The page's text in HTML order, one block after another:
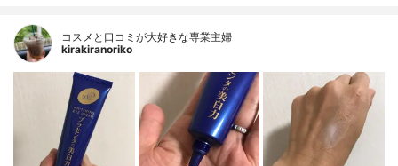
コスメと口コミが大好きな専業主婦
kirakiranoriko